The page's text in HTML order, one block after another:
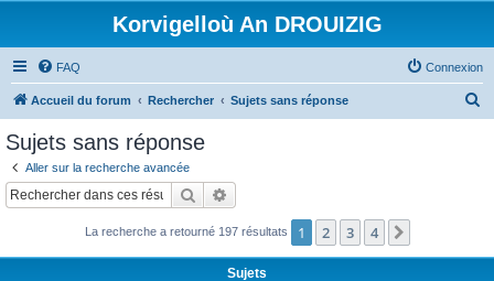
Korvigelloù An DROUIZIG
FAQ Connexion
Accueil du forum Rechercher Sujets sans réponse
c
Sujets sans réponse
Aller sur la recherche avancée
Rechercher
La recherche a retourné 197 résultats 1 2 3 4
Sujets